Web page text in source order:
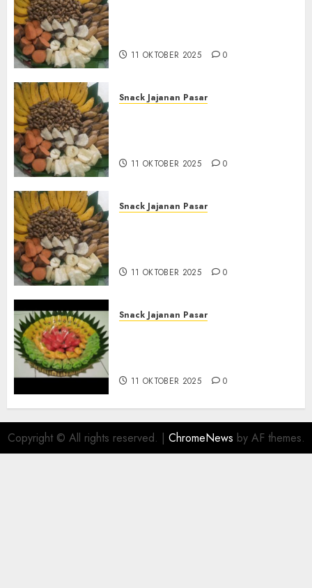
11 OKTOBER 2025 0
Snack Jajanan Pasar
11 OKTOBER 2025 0
Snack Jajanan Pasar
11 OKTOBER 2025 0
Snack Jajanan Pasar
11 OKTOBER 2025 0
Copyright © All rights reserved. | ChromeNews by AF themes.